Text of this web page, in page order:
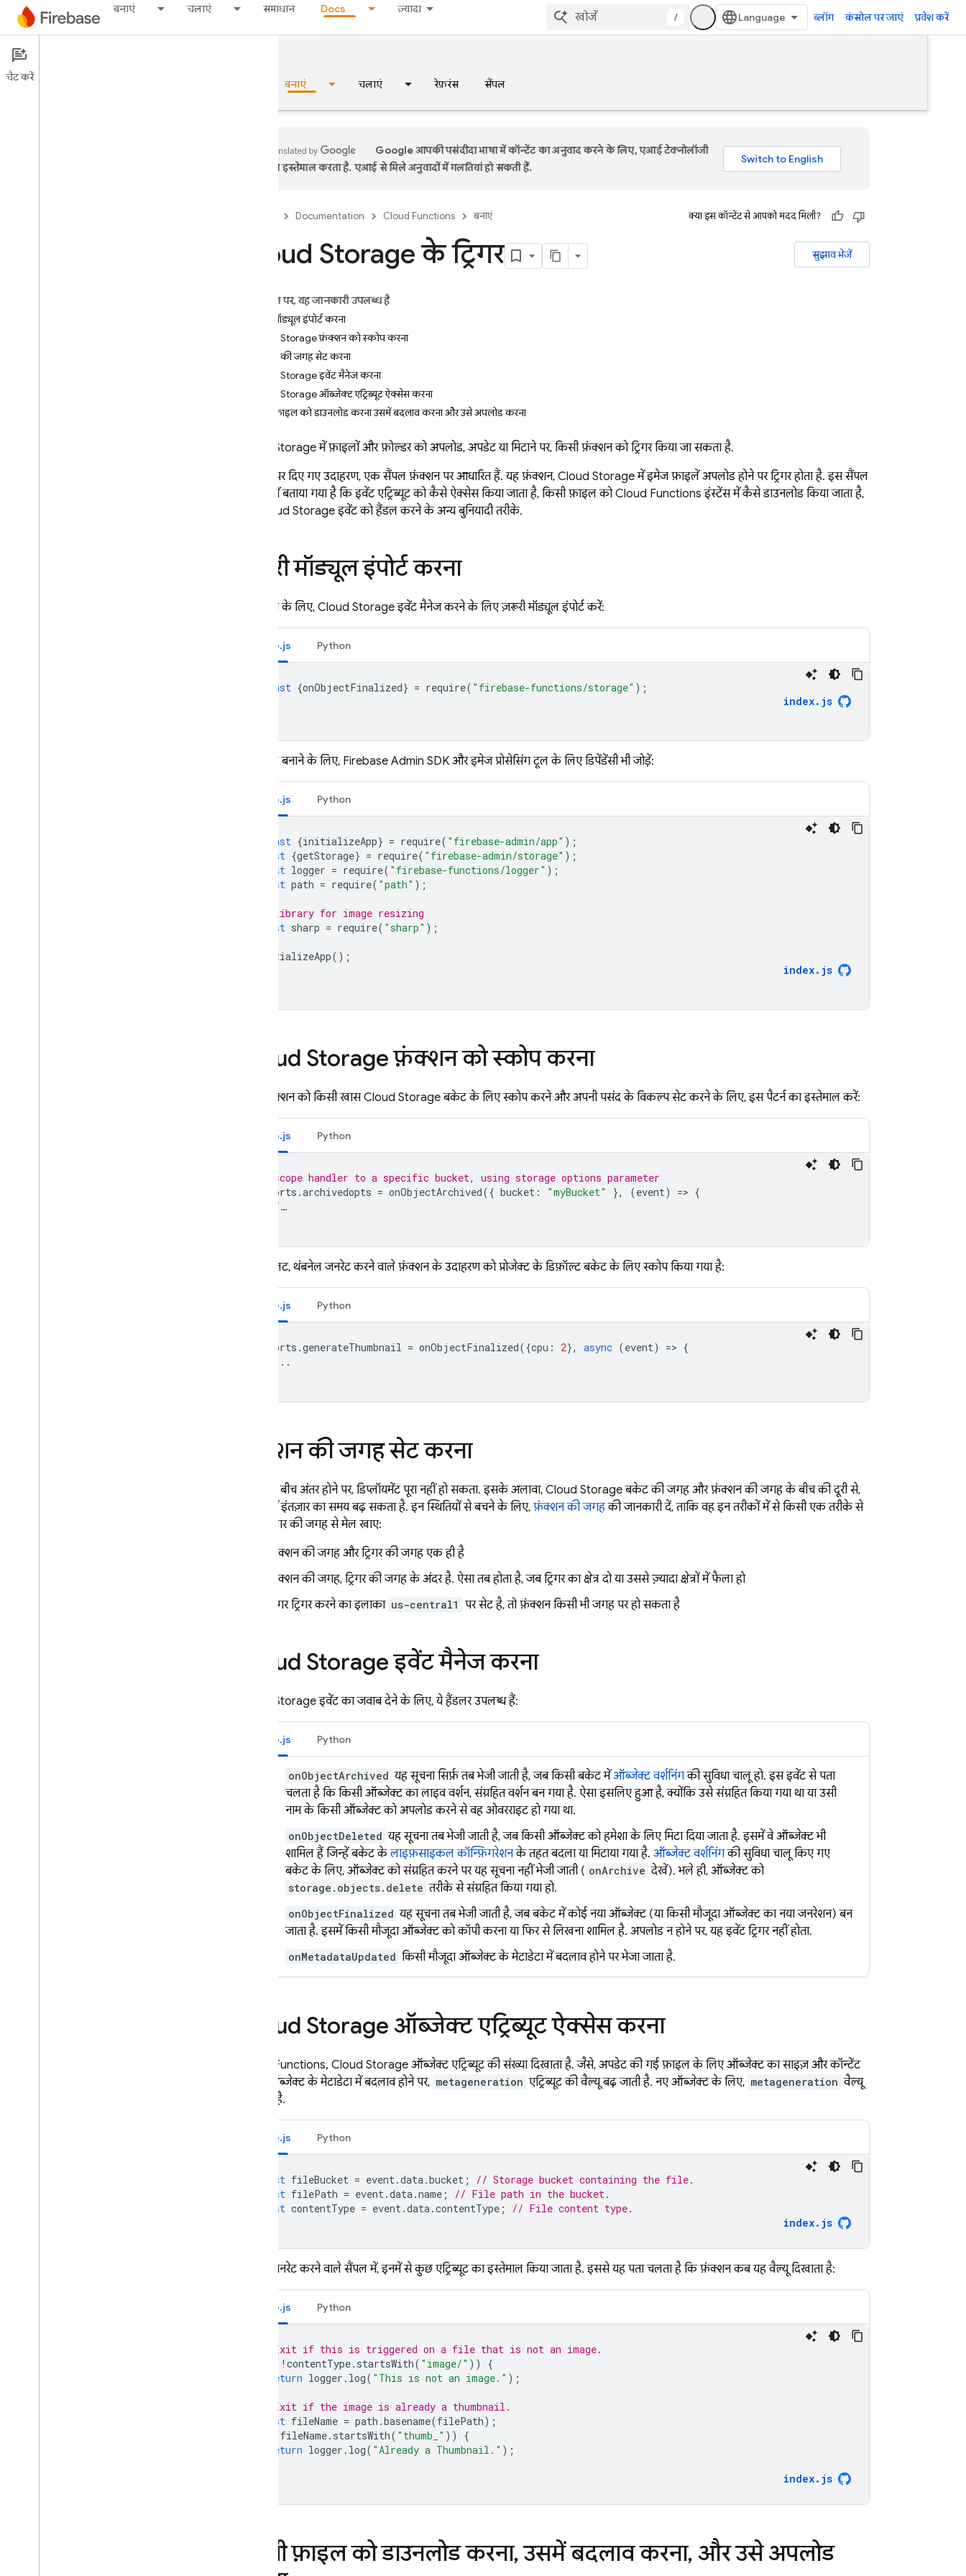
बनाएं चलाएं समाधान Docs ज़्यादा
/ ब्लॉग कंसोल पर जाएं प्रवेश करें
Documentation
खास जानकारी बनाएं चलाएं रेफ़रंस सैंपल
Google आपकी पसंदीदा भाषा में कॉन्टेंट का अनुवाद करने के लिए, एआई टेक्नोलॉजी
का इस्तेमाल करता है. एआई से मिले अनुवादों में गलतियां हो सकती हैं.
Documentation Cloud Functions बनाएं क्या इस कॉन्टेंट से आपको मदद मिली?
सुझाव भेजें
Cloud Storage के ट्रिगर
इस पेज पर, यह जानकारी उपलब्ध है
ज़रूरी मॉड्यूल इंपोर्ट करना
Cloud Storage फ़ंक्शन को स्कोप करना
फ़ंक्शन की जगह सेट करना
Cloud Storage इवेंट मैनेज करना
Cloud Storage ऑब्जेक्ट एट्रिब्यूट ऐक्सेस करना
किसी फ़ाइल को डाउनलोड करना, उसमें बदलाव करना, और उसे अपलोड करना
Cloud Storageमें फ़ाइलों और फ़ोल्डर को अपलोड, अपडेट या मिटाने पर, किसी फ़ंक्शन को ट्रिगर किया जा सकता है.
इस पेज पर दिए गए उदाहरण, एक सैंपल फ़ंक्शन पर आधारित हैं. यह फ़ंक्शन, Cloud Storageमें इमेज फ़ाइलें अपलोड होने पर ट्रिगर होता है. इस सैंपल
फ़ंक्शन में बताया गया है कि इवेंट एट्रिब्यूट को कैसे ऐक्सेस किया जाता है, किसी फ़ाइल कोCloud Functions इंस्टेंस में कैसे डाउनलोड किया जाता है,
Cloud Storageइवेंट को हैंडल करने के अन्य बुनियादी तरीके.
ज़रूरी मॉड्यूल इंपोर्ट करना
शुरू करने के लिए, Cloud Storageइवेंट मैनेज करने के लिए ज़रूरी मॉड्यूल इंपोर्ट करें:
Node.js Python
const {onObjectFinalized} = require( "firebase-functions/storage" );
index. js
पूरा सैंपल बनाने के लिए, Firebase Admin SDK और इमेज प्रोसेसिंग टूल के लिए डिपेंडेंसी भी जोड़ें:
Node.js Python
const {initializeApp} = require( "firebase-admin/app" );
const {getStorage} = require( "firebase-admin/storage" );
const logger = require( "firebase-functions/logger" );
const path = require( "path" );
// library for image resizing
const sharp = require( "sharp" );
initializeApp();
index. js
Cloud Storageफ़ंक्शन को स्कोप करना
अपने फ़ंक्शन को किसी खासCloud Storageबकेट के लिए स्कोप करने और अपनी पसंद के विकल्प सेट करने के लिए, इस पैटर्न का इस्तेमाल करें:
Node.js Python
// scope handler to a specific bucket, using storage options parameter
exports .archivedopts = onObjectArchived({ bucket : "myBucket" }, (event) => {
//…
इसके उलट, थंबनेल जनरेट करने वाले फ़ंक्शन के उदाहरण को प्रोजेक्ट के डिफ़ॉल्ट बकेट के लिए स्कोप किया गया है:
Node.js Python
exports .generateThumbnail = onObjectFinalized({cpu : 2}, async (event) => {
// ...
फ़ंक्शन की जगह सेट करना
जगहों के बीच अंतर होने पर, डिप्लॉयमेंट पूरा नहीं हो सकता. इसके अलावा, Cloud Storageबकेट की जगह और फ़ंक्शन की जगह के बीच की दूरी से,
नेटवर्क में इंतज़ार का समय बढ़ सकता है. इन स्थितियों से बचने के लिए, फ़ंक्शन की जगहकी जानकारी दें, ताकि वह इन तरीकों में से किसी एक तरीके से
बकेट/ट्रिगर की जगह से मेल खाए:
फ़ंक्शन की जगह और ट्रिगर की जगह एक ही है
फ़ंक्शन की जगह, ट्रिगर की जगह के अंदर है. ऐसा तब होता है, जब ट्रिगर का क्षेत्र दो या उससे ज़्यादा क्षेत्रों में फैला हो
अगर ट्रिगर करने का इलाका us-central1 पर सेट है, तो फ़ंक्शन किसी भी जगह पर हो सकता है
Cloud Storageइवेंट मैनेज करना
Cloud Storageइवेंट का जवाब देने के लिए, ये हैंडलर उपलब्ध हैं:
Node.js Python
onObjectArchived यह सूचना सिर्फ़ तब भेजी जाती है, जब किसी बकेट मेंऑब्जेक्ट वर्शनिंगकी सुविधा चालू हो. इस इवेंट से पता
चलता है कि किसी ऑब्जेक्ट का लाइव वर्शन, संग्रहित वर्शन बन गया है. ऐसा इसलिए हुआ है, क्योंकि उसे संग्रहित किया गया था या उसी
नाम के किसी ऑब्जेक्ट को अपलोड करने से वह ओवरराइट हो गया था.
onObjectDeleted यह सूचना तब भेजी जाती है, जब किसी ऑब्जेक्ट को हमेशा के लिए मिटा दिया जाता है. इसमें वे ऑब्जेक्ट भी
शामिल हैं जिन्हें बकेट केलाइफ़साइकल कॉन्फ़िगरेशनके तहत बदला या मिटाया गया है. ऑब्जेक्ट वर्शनिंगकी सुविधा चालू किए गए
बकेट के लिए, ऑब्जेक्ट को संग्रहित करने पर यह सूचना नहीं भेजी जाती ( onArchive देखें). भले ही, ऑब्जेक्ट को
storage.objects.delete तरीके से संग्रहित किया गया हो.
onObjectFinalized यह सूचना तब भेजी जाती है, जब बकेट में कोई नया ऑब्जेक्ट (या किसी मौजूदा ऑब्जेक्ट का नया जनरेशन) बन
जाता है. इसमें किसी मौजूदा ऑब्जेक्ट को कॉपी करना या फिर से लिखना शामिल है. अपलोड न होने पर, यह इवेंट ट्रिगर नहीं होता.
onMetadataUpdated किसी मौजूदा ऑब्जेक्ट के मेटाडेटा में बदलाव होने पर भेजा जाता है.
Cloud Storage ऑब्जेक्ट एट्रिब्यूट ऐक्सेस करना
Cloud Functions, Cloud Storage ऑब्जेक्ट एट्रिब्यूट की संख्या दिखाता है. जैसे, अपडेट की गई फ़ाइल के लिए ऑब्जेक्ट का साइज़ और कॉन्टेंट
टाइप. ऑब्जेक्ट के मेटाडेटा में बदलाव होने पर, metageneration एट्रिब्यूट की वैल्यू बढ़ जाती है. नए ऑब्जेक्ट के लिए, metageneration वैल्यू
होती है.
Node.js Python
const fileBucket = event.data.bucket ;
// Storage bucket containing the file.
const filePath = event.data.name ;
// File path in the bucket.
const contentType = event.data.contentType ;
// File content type.
index.js
थंबनेल जनरेट करने वाले सैंपल में, इनमें से कुछ एट्रिब्यूट का इस्तेमाल किया जाता है. इससे यह पता चलता है कि फ़ंक्शन कब यह वैल्यू दिखाता है:
Node.js Python
// Exit if this is triggered on a file that is not an image.
( ! contentType. startsWith( "image/" ))
{
return logger . log( "This is not an image." );
// Exit if the image is already a thumbnail.
const fileName = path .basename(filePath);
(fileName. startsWith( "thumb_" ))
{
return logger . log( "Already a Thumbnail." );
index. js
किसी फ़ाइल को डाउनलोड करना,उसमें बदलाव करना, और उसे अपलोड
चैट करें